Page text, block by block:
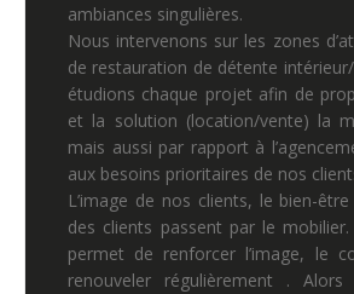
ambiances singulières.
Nous intervenons sur les zones
de restauration de détente
étudions chaque projet afin de
et la solution (location/vente) la
mais aussi par rapport à
aux besoins prioritaires de nos
L’image de nos clients, le bien-
des clients passent par le
permet de renforcer l’image, le
renouveler régulièrement . Alors